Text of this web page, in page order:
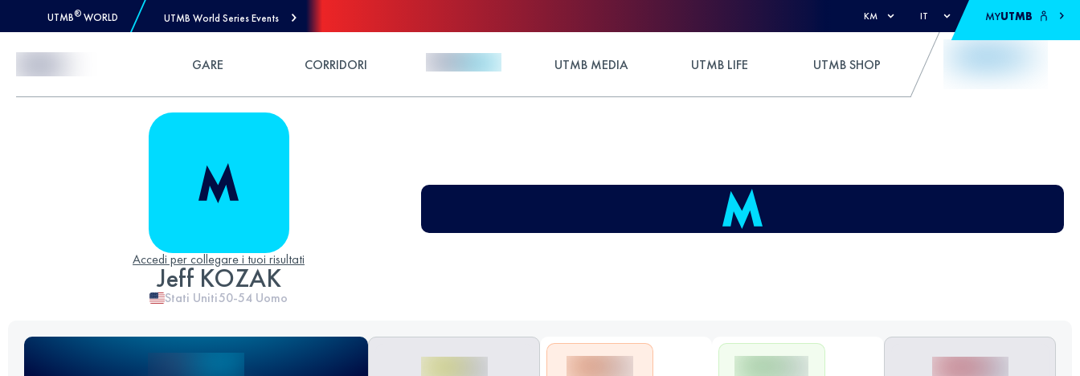
UTMB® WORLD UTMB World Series Events KM IT MYUTMB
GARE CORRIDORI UTMB MEDIA UTMB LIFE UTMB SHOP
Accedi per collegare i tuoi risultati
Jeff KOZAK
Stati Uniti50-54 Uomo